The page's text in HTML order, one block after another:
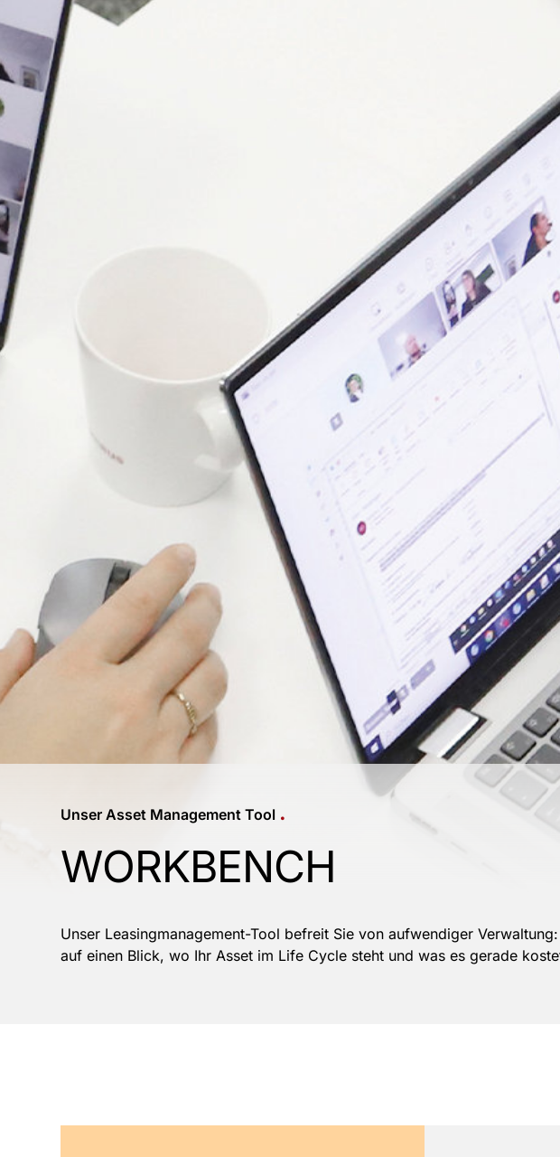
Unser Asset Management Tool .
WORKBENCH
Unser Leasingmanagement-Tool befreit Sie von aufwendiger
auf einen Blick, wo Ihr Asset im Life Cycle steht und was es gerade